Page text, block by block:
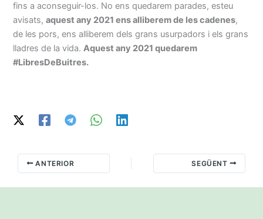
fins a aconseguir-los. No ens quedarem parades, esteu
avisats,aquest any 2021 ens alliberem de les cadenes,
de les pors, ens alliberem dels grans usurpadors i els grans
lladres de la vida.Aquest any 2021 quedarem
#LibresDeBuitres.
ANTERIOR SEGÜENT